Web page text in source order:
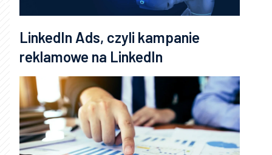
LinkedIn Ads, czyli kampanie
reklamowe na LinkedIn